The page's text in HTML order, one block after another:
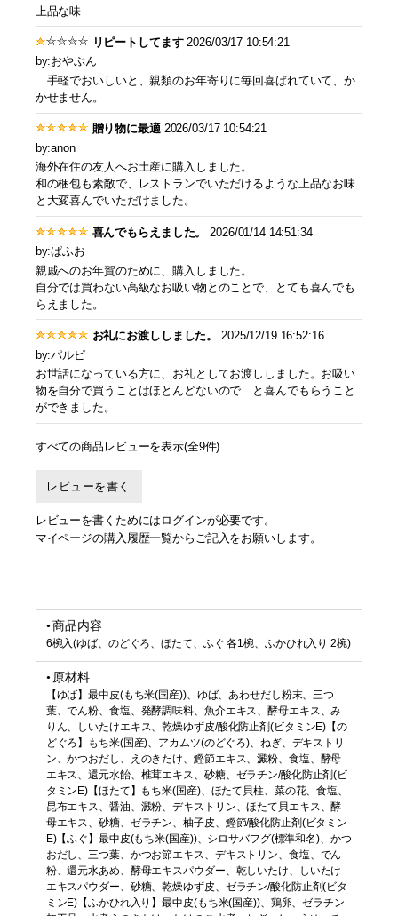
上品な味
リピートしてます2026/03/17 10:54:21
by:おやぶん
手軽でおいしいと、親類のお年寄りに毎回喜ばれていて、か
かせません。
贈り物に最適2026/03/17 10:54:21
by:anon
海外在住の友人へお土産に購入しました。
和の梱包も素敵で、レストランでいただけるような上品なお味
と大変喜んでいただけました。
喜んでもらえました。
2026/01/14 14:51:34
by:ぱふお
親戚へのお年賀のために、購入しました。
自分では買わない高級なお吸い物とのことで、とても喜んでも
らえました。
お礼にお渡ししました。
2025/12/19 16:52:16
by:パルピ
お世話になっている方に、お礼としてお渡ししました。お吸い
物を自分で買うことはほとんどないので…と喜んでもらうこと
ができました。
すべての商品レビューを表示(全9件)
レビューを書く
レビューを書くためにはログインが必要です。
マイページの購入履歴一覧からご記入をお願いします。
商品内容
6椀入(ゆば、のどぐろ、ほたて、ふぐ 各1椀、ふかひれ入り 2椀)
原材料
【ゆば】最中皮(もち米(国産))、ゆば、あわせだし粉末、三つ
葉、でん粉、食塩、発酵調味料、魚介エキス、酵母エキス、み
りん、しいたけエキス、乾燥ゆず皮/酸化防止剤(ビタミンE)【の
どぐろ】もち米(国産)、アカムツ(のどぐろ)、ねぎ、デキストリ
ン、かつおだし、えのきたけ、鰹節エキス、澱粉、食塩、酵母
エキス、還元水飴、椎茸エキス、砂糖、ゼラチン/酸化防止剤(ビ
タミンE)【ほたて】もち米(国産)、ほたて貝柱、菜の花、食塩、
昆布エキス、醤油、澱粉、デキストリン、ほたて貝エキス、酵
母エキス、砂糖、ゼラチン、柚子皮、鰹節/酸化防止剤(ビタミン
E)【ふぐ】最中皮(もち米(国産))、シロサバフグ(標準和名)、かつ
おだし、三つ葉、かつお節エキス、デキストリン、食塩、でん
粉、還元水あめ、酵母エキスパウダー、乾しいたけ、しいたけ
エキスパウダー、砂糖、乾燥ゆず皮、ゼラチン/酸化防止剤(ビタ
ミンE)【ふかひれ入り】最中皮(もち米(国産))、鶏卵、ゼラチン